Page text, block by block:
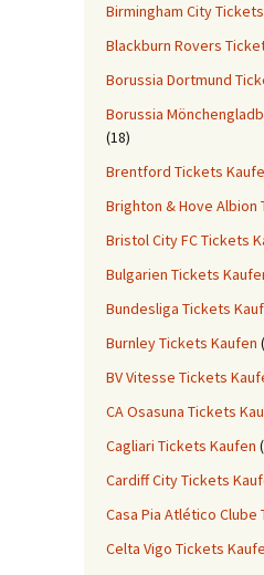
Birmingham City
Blackburn Rovers
Borussia Dortmund
Borussia
(18)
Brentford Tickets
Brighton & Hove Albion
Bristol City FC Tickets
Bulgarien Tickets
Bundesliga Tickets
Burnley Tickets Kaufen
BV Vitesse Tickets
CA Osasuna Tickets
Cagliari Tickets Kaufen
Cardiff City Tickets
Casa Pia Atlético Clube
Celta Vigo Tickets